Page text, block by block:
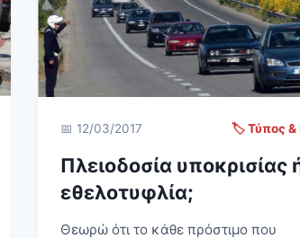
📅 12/03/2017 🏷️ Τύπος
Πλειοδοσία υποκρισίας
εθελοτυφλία;
Θεωρώ ότι το κάθε πρόστιμο που